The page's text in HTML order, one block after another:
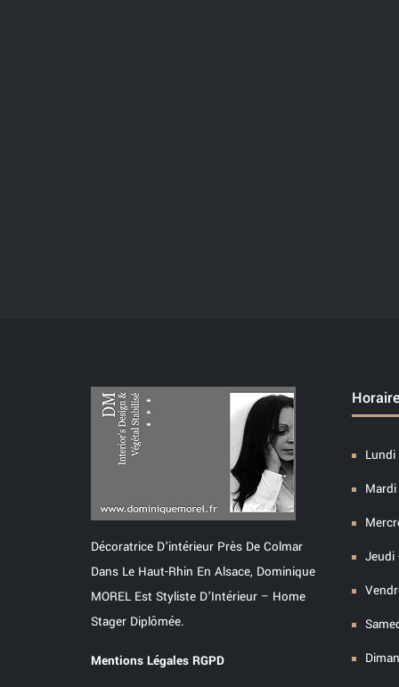
Décoratrice D’intérieur Près De Colmar
Dans Le Haut-Rhin En Alsace, Dominique
MOREL Est Styliste D’Intérieur – Home
Stager Diplômée.
Mentions Légales RGPD
Jeudi